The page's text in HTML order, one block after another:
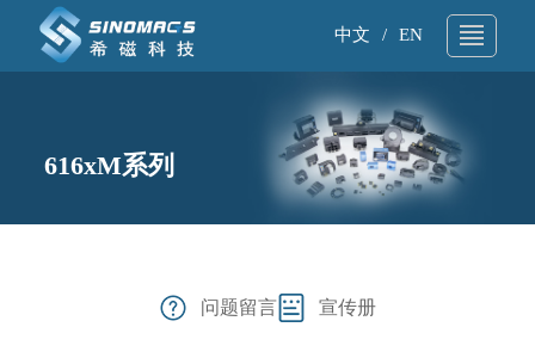
中文 / EN
技术支持
产品中心 ▼
616xM系列
问题留言 宣传册